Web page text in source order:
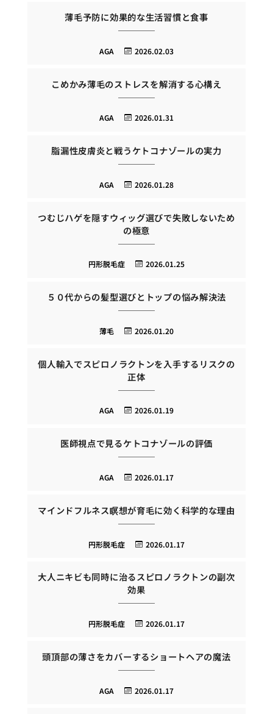
薄毛予防に効果的な生活習慣と食事
2026.02.03
AGA
こめかみ薄毛のストレスを解消する心構え
2026.01.31
AGA
脂漏性皮膚炎と戦うケトコナゾールの実力
2026.01.28
AGA
つむじハゲを隠すウィッグ選びで失敗しないため
の極意
2026.01.25
円形脱毛症
５０代からの髪型選びとトップの悩み解決法
2026.01.20
薄毛
個人輸入でスピロノラクトンを入手するリスクの
正体
2026.01.19
AGA
医師視点で見るケトコナゾールの評価
2026.01.17
AGA
マインドフルネス瞑想が育毛に効く科学的な理由
2026.01.17
円形脱毛症
大人ニキビも同時に治るスピロノラクトンの副次
効果
2026.01.17
円形脱毛症
頭頂部の薄さをカバーするショートヘアの魔法
2026.01.17
AGA